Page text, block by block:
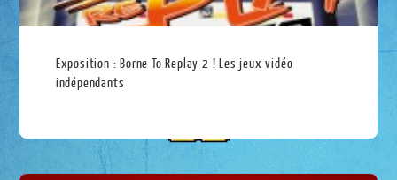
Exposition : Borne To Replay 2 ! Les jeux vidéo
indépendants